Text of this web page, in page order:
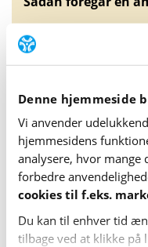
Denne hjemmeside
Vi anvender
hjemme­sidens
analysere, hvor mange
forbedre
cookies til f.eks.
Du kan til enhver tid
tilbage ved at klikke
Sårheling og
Smerter
Genoptræning
Aflastning og